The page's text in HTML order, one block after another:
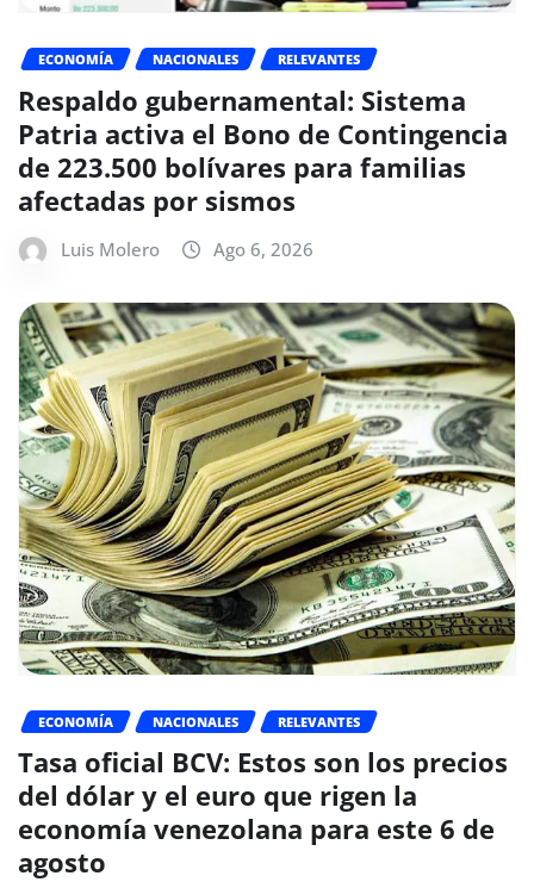
ECONOMÍA NACIONALES RELEVANTES
Respaldo gubernamental: Sistema
Patria activa el Bono de Contingencia
de 223.500 bolívares para familias
afectadas por sismos
Luis Molero Ago 6, 2026
ECONOMÍA NACIONALES RELEVANTES
Tasa oficial BCV: Estos son los precios
del dólar y el euro que rigen la
economía venezolana para este 6 de
agosto